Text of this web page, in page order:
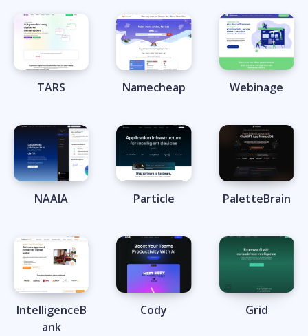
TARS Namecheap Webinage
NAAIA Particle PaletteBrain
IntelligenceB
ank
Cody Grid